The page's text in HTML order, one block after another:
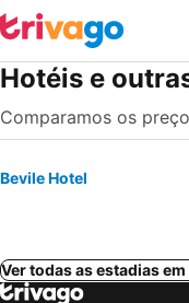
Hotéis e
Comparamos os
Bevile Hotel
Ver todas as estadias